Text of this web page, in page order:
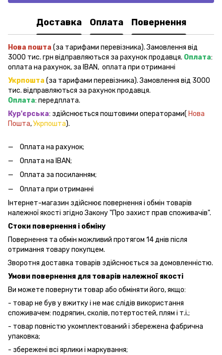
Доставка Оплата Повернення
Нова пошта (за тарифами перевізника). Замовлення від
3000 тис. грн відправляються за рахунок продавця. Оплата:
оплата на рахунок, за IBAN, оплата при отриманні
Укрпошта (за тарифами перевізника). Замовлення від 3000
тис. відправляються за рахунок продавця.
Оплата: передплата.
Кур'єрська: здійснюється поштовими операторами( Нова
Пошта,Укрпошта).
Оплата на рахунок;
Оплата на IBAN;
Оплата за посиланням;
Оплата при отриманні
Інтернет-магазин здійснює повернення і обмін товарів
належної якості згідно Закону "Про захист прав споживачів".
Стоки повернення і обміну
Повернення та обмін можливий протягом 14 днів після
отримання товару покупцем.
Зворотня доставка товарів здійснюється за домовленністю.
Умови повернення для товарів належної якості
Ви можете повернути товар або обміняти його, якщо:
- товар не був у вжитку і не має слідів використання
споживачем: подряпин, сколів, потертостей, плям і т.і.;
- товар повністю укомплектований і збережена фабрична
упаковка;
- збережені всі ярлики і маркування;